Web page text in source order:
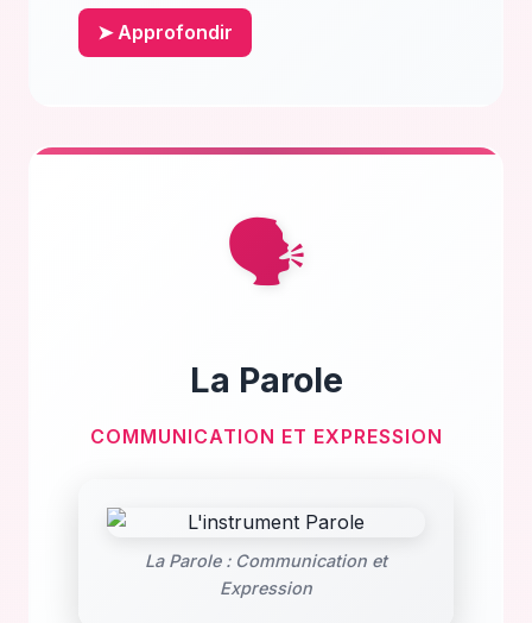
➤ Approfondir
🗣️
La Parole
COMMUNICATION ET EXPRESSION
La Parole : Communication et
Expression